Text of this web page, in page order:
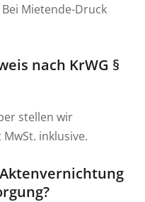
Mietende-Druck
nach KrWG §
stellen wir
inklusive.